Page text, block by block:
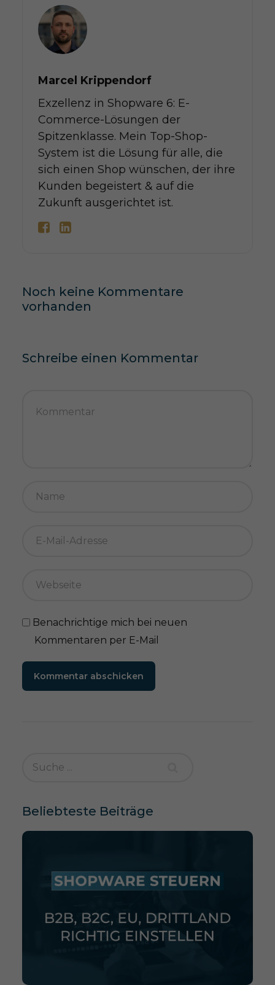
Marcel Krippendorf
Exzellenz in Shopware 6: E-
Commerce-Lösungen der
Spitzenklasse. Mein Top-Shop-
System ist die Lösung für alle, die
sich einen Shop wünschen, der ihre
Kunden begeistert & auf die
Zukunft ausgerichtet ist.
Noch keine Kommentare
vorhanden
Schreibe einen Kommentar
Benachrichtige mich bei neuen
Kommentaren per E-Mail
Kommentar abschicken
Beliebteste Beiträge